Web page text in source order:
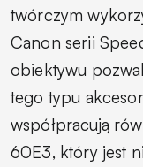
twórczym
Canon serii
obiektywu
tego typu
współpracują
60E3, który jest